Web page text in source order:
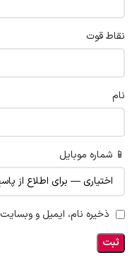
نقاط قوت
نام
📱 شماره موبایل
ذخیره نام، ایمیل و